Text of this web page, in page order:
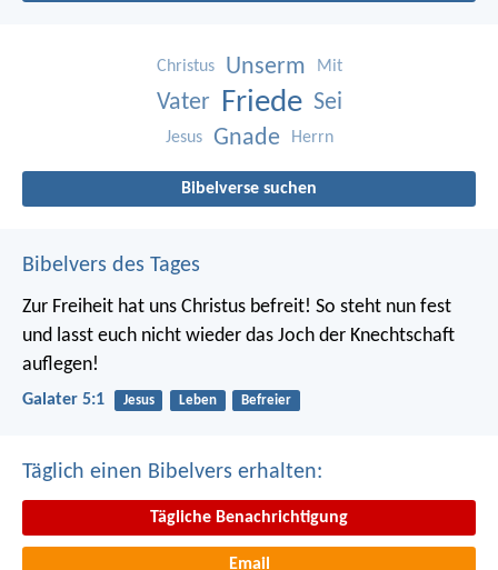
Christus Unserm Mit
Vater Friede Sei
Jesus Gnade Herrn
Bibelverse suchen
Bibelvers des Tages
Zur Freiheit hat uns Christus befreit! So steht nun fest
und lasst euch nicht wieder das Joch der Knechtschaft
auflegen!
Galater 5:1 Jesus Leben Befreier
Täglich einen Bibelvers erhalten:
Tägliche Benachrichtigung
Email